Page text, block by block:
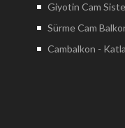
Giyotin Cam
Sürme Cam
Cambalkon -